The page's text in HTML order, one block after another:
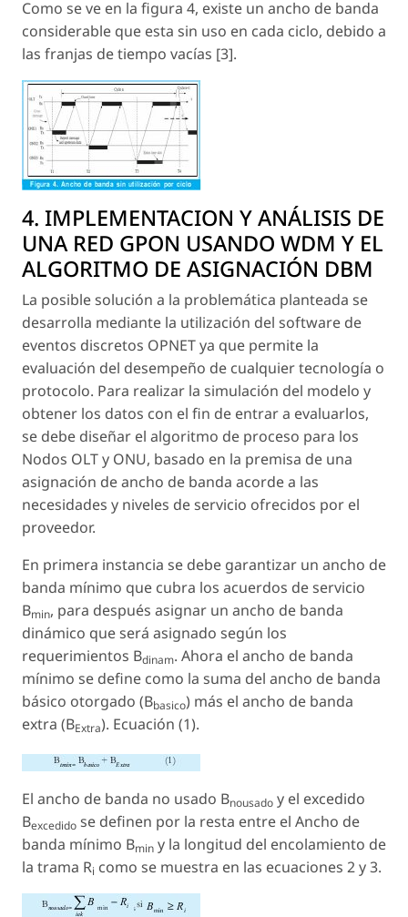
Como se ve en la figura 4, existe un ancho de banda
considerable que esta sin uso en cada ciclo, debido a
las franjas de tiempo vacías [3].
4. IMPLEMENTACION Y ANÁLISIS DE
UNA RED GPON USANDO WDM Y EL
ALGORITMO DE ASIGNACIÓN DBM
La posible solución a la problemática planteada se
desarrolla mediante la utilización del software de
eventos discretos OPNET ya que permite la
evaluación del desempeño de cualquier tecnología o
protocolo. Para realizar la simulación del modelo y
obtener los datos con el fin de entrar a evaluarlos,
se debe diseñar el algoritmo de proceso para los
Nodos OLT y ONU, basado en la premisa de una
asignación de ancho de banda acorde a las
necesidades y niveles de servicio ofrecidos por el
proveedor.
En primera instancia se debe garantizar un ancho de
banda mínimo que cubra los acuerdos de servicio
Bmin, para después asignar un ancho de banda
dinámico que será asignado según los
requerimientos Bdinam. Ahora el ancho de banda
mínimo se define como la suma del ancho de banda
básico otorgado (Bbasico) más el ancho de banda
extra (BExtra). Ecuación (1).
El ancho de banda no usado Bnousado y el excedido
Bexcedido se definen por la resta entre el Ancho de
banda mínimo Bmin y la longitud del encolamiento de
la trama Ri como se muestra en las ecuaciones 2 y 3.